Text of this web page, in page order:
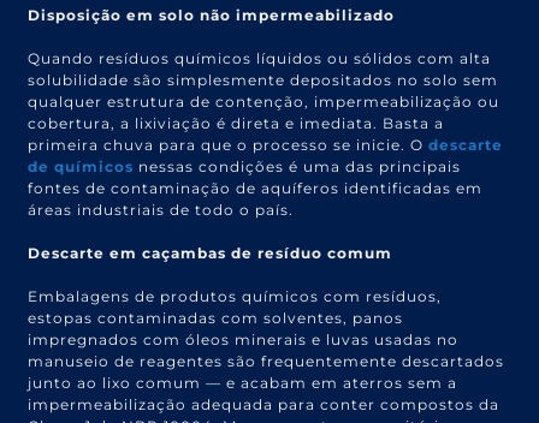
Disposição em solo não impermeabilizado
Quando resíduos químicos líquidos ou sólidos com alta
solubilidade são simplesmente depositados no solo sem
qualquer estrutura de contenção, impermeabilização ou
cobertura, a lixiviação é direta e imediata. Basta a
primeira chuva para que o processo se inicie. Odescarte
de químicos nessas condições é uma das principais
fontes de contaminação de aquíferos identificadas em
áreas industriais de todo o país.
Descarte em caçambas de resíduo comum
Embalagens de produtos químicos com resíduos,
estopas contaminadas com solventes, panos
impregnados com óleos minerais e luvas usadas no
manuseio de reagentes são frequentemente descartados
junto ao lixo comum — e acabam em aterros sem a
impermeabilização adequada para conter compostos da